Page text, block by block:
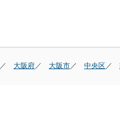
大阪府 大阪市 中央区